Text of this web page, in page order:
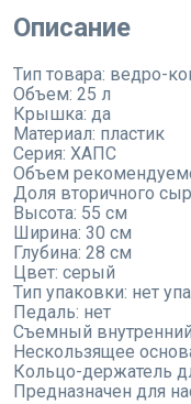
Описание
Тип товара: ведро-
Объем: 25 л
Крышка: да
Материал: пластик
Серия: ХАПС
Объем
Доля вторичного
Высота: 55 см
Ширина: 30 см
Глубина: 28 см
Цвет: серый
Тип упаковки: нет
Педаль: нет
Съемный
Нескользящее
Кольцо-держатель
Предназначен для